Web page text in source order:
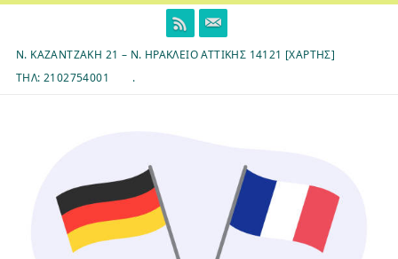
content
Ν. ΚΑΖΑΝΤΖΆΚΗ 21 – Ν. ΗΡΆΚΛΕΙΟ ΑΤΤΙΚΉΣ 14121 [ΧΆΡΤΗΣ]
ΤΗΛ: 2102754001
.